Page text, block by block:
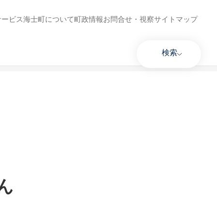
ビス海士町について町政情報お問合せ・視察サイトマップ
検索